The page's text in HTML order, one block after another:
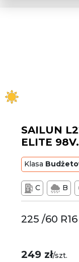
SAILUN
ELITE 98V.
Klasa
C B
225 /60 R16
249 zł/szt.